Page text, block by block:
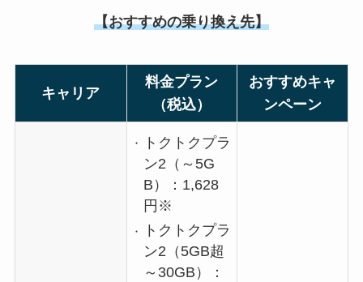
【おすすめの乗り換え先】
キャリア
料金プラン
（税込）
おすすめキャ
ンペーン
トクトクプラ
ン2（～5G
B）：1,628
円※
トクトクプラ
ン2（5GB超
～30GB）：